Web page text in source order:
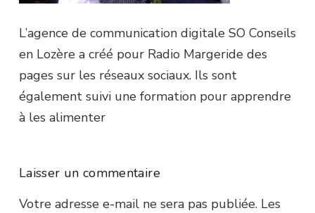
L’agence de communication digitale SO Conseils
en Lozère a créé pour Radio Margeride des
pages sur les réseaux sociaux. Ils sont
également suivi une formation pour apprendre
à les alimenter
Laisser un commentaire
Votre adresse e-mail ne sera pas publiée. Les